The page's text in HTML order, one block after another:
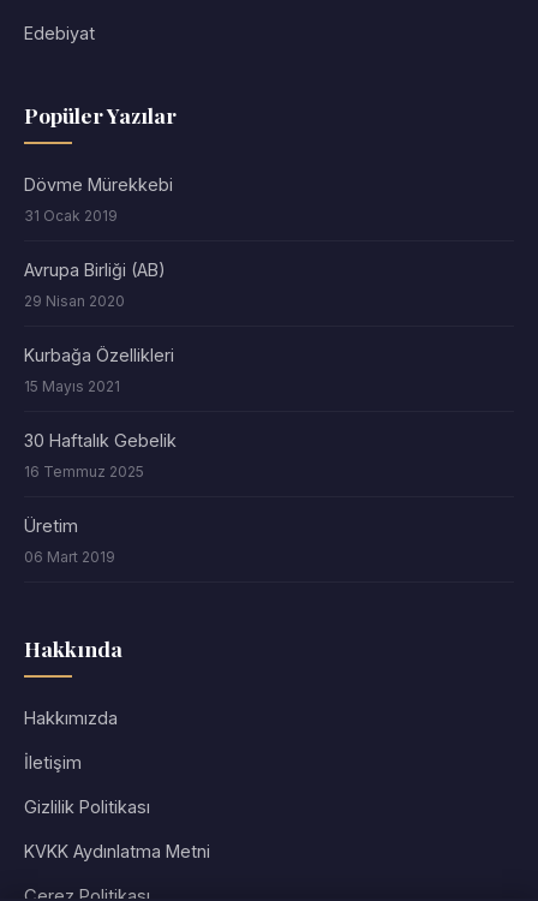
Edebiyat
Popüler Yazılar
Dövme Mürekkebi
31 Ocak 2019
Avrupa Birliği (AB)
29 Nisan 2020
Kurbağa Özellikleri
15 Mayıs 2021
30 Haftalık Gebelik
16 Temmuz 2025
Üretim
06 Mart 2019
Hakkında
Hakkımızda
İletişim
Gizlilik Politikası
KVKK Aydınlatma Metni
Çerez Politikası